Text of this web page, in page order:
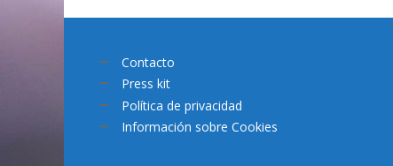
Contacto
Press kit
Política de privacidad
Información sobre Cookies